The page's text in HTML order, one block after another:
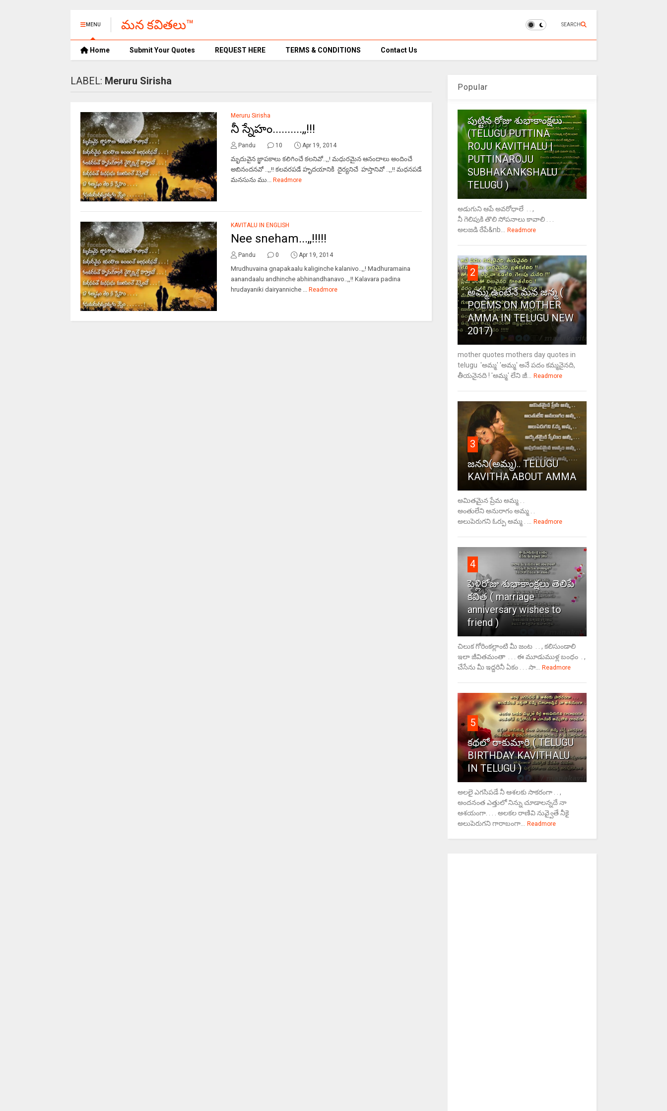
MENU మన కవితలు™ SEARCH
Home Submit Your Quotes REQUEST HERE TERMS & CONDITIONS Contact Us
LABEL: Meruru Sirisha
Meruru Sirisha
నీ స్నేహం..........,,!!!
Pandu 10 Apr 19, 2014
మృదువైన జ్ఞాపకాలు కలిగించే కలనివో..,,! మధురమైన ఆనందాలు అందించే
అబినందనవో ..,,!! కలవరపడే హృదయానికి దైర్యనిచే హస్తానివో ..,,!! మధనపడే
మనసును ము... Readmore
KAVITALU IN ENGLISH
Nee sneham...,,!!!!!
Pandu 0 Apr 19, 2014
Mrudhuvaina gnapakaalu kaliginche kalanivo..,,! Madhuramaina
aanandaalu andhinche abhinandhanavo..,,!! Kalavara padina
hrudayaniki dairyanniche ... Readmore
Popular
పుట్టిన రోజు శుభాకాంక్షలు
(TELUGU PUTTINA
ROJU KAVITHALU |
PUTTINAROJU
SUBHAKANKSHALU
TELUGU )
అడుగుని ఆపే అవరోధాలే . . ,
నీ గెలిపుకి తొలి సోపనాలు కావాలి . . .
అలజడి రేపే&nb...
Readmore
2
అమ్మ ఉంటేనే మన జన్మ (
POEMS ON MOTHER
AMMA IN TELUGU NEW
2017)
mother quotes mothers day quotes in
telugu 'అమ్మ' 'అమ్మ' అనే పదం కమ్మనైనది,
తీయనైనది ! 'అమ్మ' లేని జీ...
Readmore
3
జనని(అమ్మ).. TELUGU
KAVITHA ABOUT AMMA
అమితమైన ప్రేమ అమ్మ . .
అంతులేని అనురాగం అమ్మ . .
అలుపెరుగని ఓర్పు అమ్మ . ...
Readmore
4
పెళ్లిరోజు శుభాకాంక్షలు తెలిపే
కవిత ( marriage
anniversary wishes to
friend )
చిలుక గోరింకల్లాంటి మీ జంట . . , కలిసుండాలి
ఇలా జీవితమంతా . . . ఈ మూడుముళ్ల బంధం . ,
చేసేను మీ ఇద్దరినీ ఏకం . . . సా...
Readmore
5
కథలో రాకుమారి ( TELUGU
BIRTHDAY KAVITHALU
IN TELUGU )
అలలై ఎగసిపడే నీ ఆశలకు సాకరంగా . . ,
అందనంత ఎత్తులో నిన్ను చూడాలన్నదే నా
ఆశయంగా. . . . అలకల రాణివి నువ్వైతే నీకై
అలుపెరుగని గారాబంగా...
Readmore